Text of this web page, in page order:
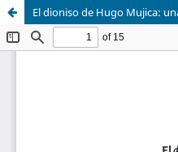
El dioniso de Hugo Mujica: